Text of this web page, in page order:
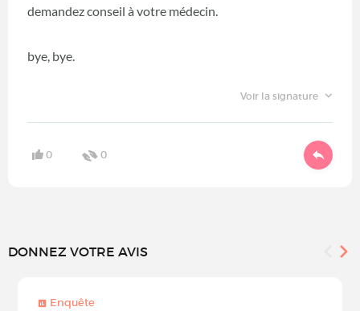
demandez conseil à votre médecin.
bye, bye.
Voir la signature
0 0
DONNEZ VOTRE AVIS
Enquête